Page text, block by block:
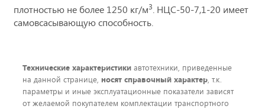
плотностью не более 1250 кг/м3 . НЦС-50-7,1-20 имеет
самовсасывающую способность.
Технические характеристики автотехники, приведенные
на данной странице, носят справочный характер, т.к.
параметры и иные эксплуатационные показатели зависят
от желаемой покупателем комплектации транспортного